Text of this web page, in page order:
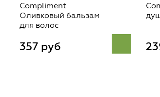
Compliment
Оливковый бальзам
для волос
357 руб